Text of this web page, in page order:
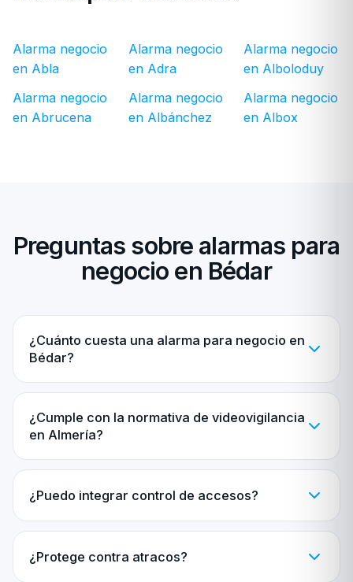
Alarma negocio
en Abla
Alarma negocio
en Abrucena
Alarma negocio
en Adra
Alarma negocio
en Albánchez
Alarma negocio
en Alboloduy
Alarma negocio
en Albox
Preguntas sobre alarmas para
negocio en Bédar
¿Cuánto cuesta una alarma para negocio en
Bédar?
¿Cumple con la normativa de videovigilancia
en Almería?
¿Puedo integrar control de accesos?
¿Protege contra atracos?